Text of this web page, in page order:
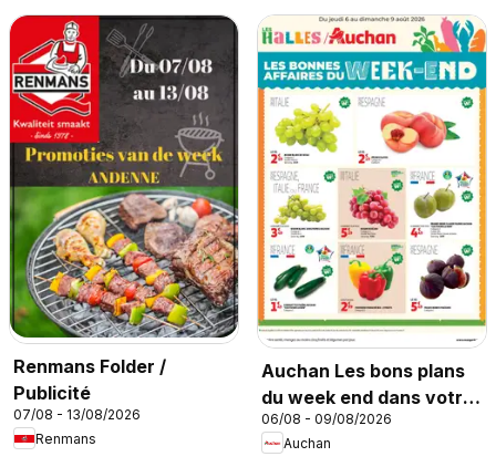
Renmans Folder /
Publicité
07/08 - 13/08/2026
Renmans
Auchan Les bons plans
du week end dans votre
hyper !
06/08 - 09/08/2026
Auchan